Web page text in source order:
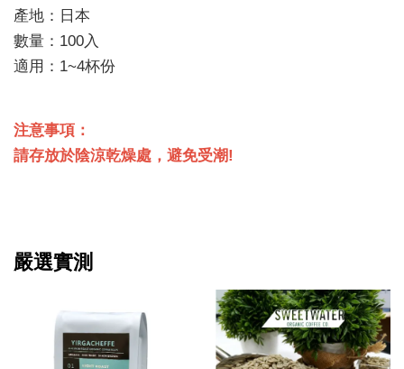
產地：日本
數量：100入
適用：1~4杯份
注意事項：
請存放於陰涼乾燥處，避免受潮!
嚴選實測